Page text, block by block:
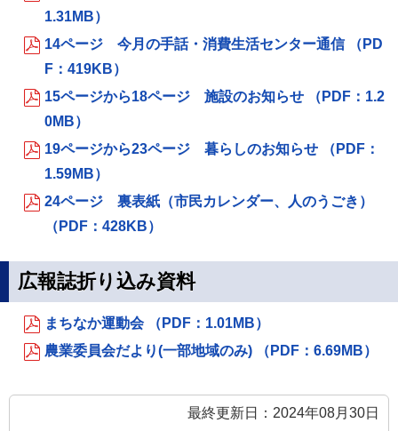
1.31MB）
14ページ 今月の手話・消費生活センター通信 （PD
F：419KB）
15ページから18ページ 施設のお知らせ （PDF：1.2
0MB）
19ページから23ページ 暮らしのお知らせ （PDF：
1.59MB）
24ページ 裏表紙（市民カレンダー、人のうごき）
（PDF：428KB）
広報誌折り込み資料
まちなか運動会 （PDF：1.01MB）
農業委員会だより(一部地域のみ) （PDF：6.69MB）
最終更新日：2024年08月30日